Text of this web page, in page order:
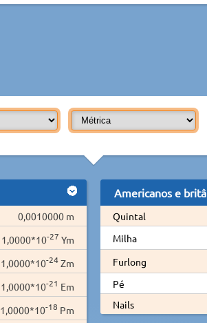
0,0010000 m
1,0000*10-27 Ym
1,0000*10-24Zm
1,0000*10-21 Em
1,0000*10-18 Pm
Americanos e
Quintal
Milha
Furlong
Pé
Nails